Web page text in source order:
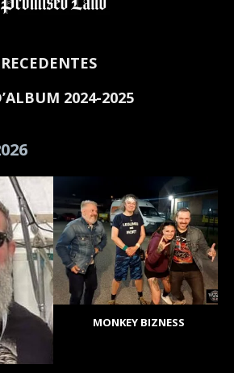
2024-2025
MONKEY BIZNESS